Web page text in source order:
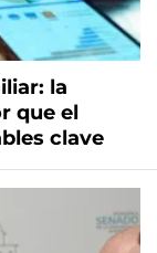
la
que el
clave